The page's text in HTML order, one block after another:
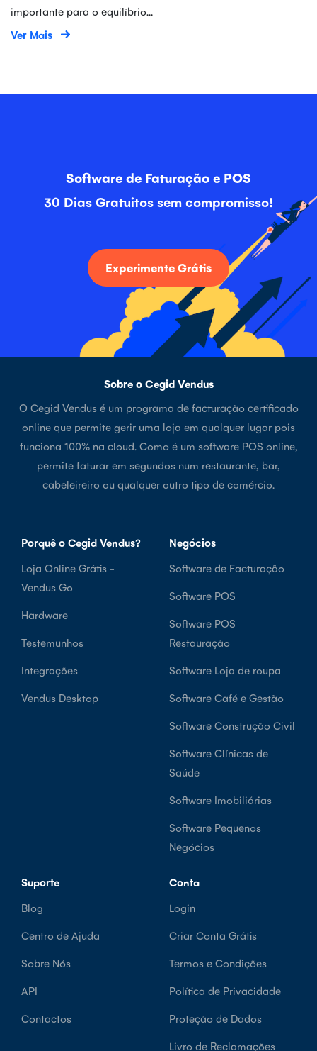
importante para o equilíbrio...
Ver Mais
Software de Faturação e POS
30 Dias Gratuitos sem compromisso!
Experimente Grátis
Sobre o Cegid Vendus
O Cegid Vendus é um programa de facturação certificado
online que permite gerir uma loja em qualquer lugar pois
funciona 100% na cloud. Como é um software POS online,
permite faturar em segundos num restaurante, bar,
cabeleireiro ou qualquer outro tipo de comércio.
Porquê o Cegid Vendus?
Loja Online Grátis -
Vendus Go
Hardware
Testemunhos
Integrações
Vendus Desktop
Negócios
Software de Facturação
Software POS
Software POS
Restauração
Software Loja de roupa
Software Café e Gestão
Software Construção Civil
Software Clínicas de
Saúde
Software Imobiliárias
Software Pequenos
Negócios
Suporte
Blog
Centro de Ajuda
Sobre Nós
API
Contactos
Conta
Login
Criar Conta Grátis
Termos e Condições
Política de Privacidade
Proteção de Dados
Livro de Reclamações